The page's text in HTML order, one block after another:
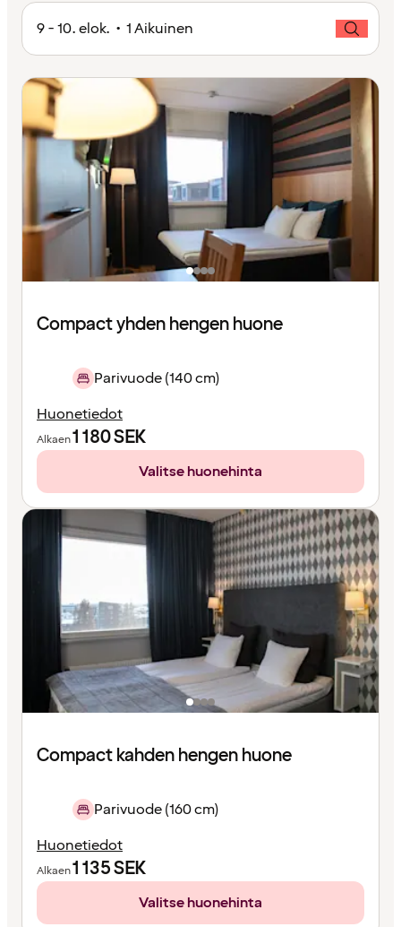
9 - 10. elok. • 1 Aikuinen
Compact yhden hengen huone
Parivuode (140 cm)
Huonetiedot
Alkaen1 180SEK
Valitse huonehinta
Compact kahden hengen huone
Parivuode (160 cm)
Huonetiedot
Alkaen1 135SEK
Valitse huonehinta